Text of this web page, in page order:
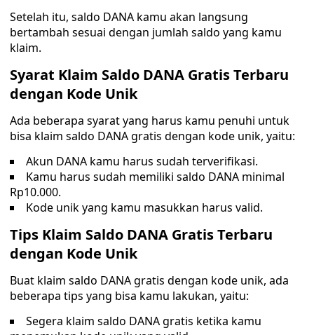
Setelah itu, saldo DANA kamu akan langsung
bertambah sesuai dengan jumlah saldo yang kamu
klaim.
Syarat Klaim Saldo DANA Gratis Terbaru
dengan Kode Unik
Ada beberapa syarat yang harus kamu penuhi untuk
bisa klaim saldo DANA gratis dengan kode unik, yaitu:
Akun DANA kamu harus sudah terverifikasi.
Kamu harus sudah memiliki saldo DANA minimal
Rp10.000.
Kode unik yang kamu masukkan harus valid.
Tips Klaim Saldo DANA Gratis Terbaru
dengan Kode Unik
Buat klaim saldo DANA gratis dengan kode unik, ada
beberapa tips yang bisa kamu lakukan, yaitu:
Segera klaim saldo DANA gratis ketika kamu